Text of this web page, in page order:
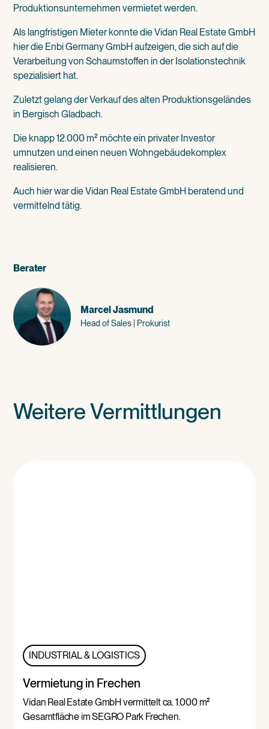
Berater
Marcel Jasmund
Head of Sales | Prokurist
Produktionsunternehmen vermietet werden.
Als langfristigen Mieter konnte die Vidan Real Estate GmbH
hier die Enbi Germany GmbH aufzeigen, die sich auf die
Verarbeitung von Schaumstoffen in der Isolationstechnik
spezialisiert hat.
Zuletzt gelang der Verkauf des alten Produktionsgeländes
in Bergisch Gladbach.
Die knapp 12.000 m² möchte ein privater Investor
umnutzen und einen neuen Wohngebäudekomplex
realisieren.
Auch hier war die Vidan Real Estate GmbH beratend und
vermittelnd tätig.
Weitere Vermittlungen
INDUSTRIAL & LOGISTICS
Vermietung in Frechen
Vidan Real Estate GmbH vermittelt ca. 1.000 m²
Gesamtfläche im SEGRO Park Frechen.